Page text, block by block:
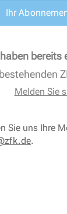
Ihr
bereits
Melden Sie
Sie uns Ihre
.